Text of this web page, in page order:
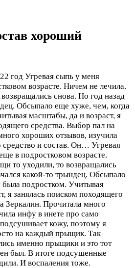
хороший
год Угревая сыпь у меня
возрасте. Ничем не лечила.
снова. Но год назад
Обсыпало еще хуже, чем, когда
масштабы, да и возраст, я
средства. Выбор пал на
хороших отзывов, изучила
и состав. Он… Угревая
в подростковом возрасте.
то уходили, то возвращались
какой-то трындец. Обсыпало
подростком. Учитывая
я занялась поиском походящего
Зеркалин. Прочитала много
инфу в инете про само
кожу, поэтому я
на каждый прыщик. Так
именно прыщики и это тот
был. В итоге подсушенные
И воспаления тоже.